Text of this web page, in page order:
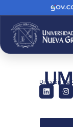
División de